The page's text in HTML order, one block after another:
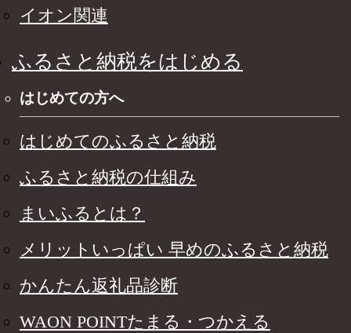
イオン関連
ふるさと納税をはじめる
はじめての方へ
はじめてのふるさと納税
ふるさと納税の仕組み
まいふるとは？
メリットいっぱい 早めのふるさと納税
かんたん返礼品診断
WAON POINTたまる・つかえる